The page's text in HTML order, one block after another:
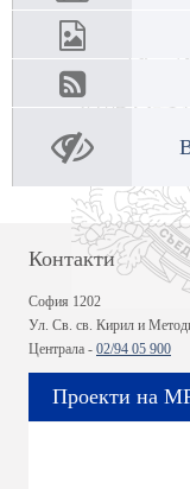
Контакти
София 1202
Ул. Св. св. Кирил и
Централа - 02/94 05 900
Проекти на